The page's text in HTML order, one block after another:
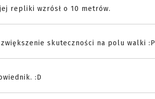
repliki wzrósł o 10 metrów.
skuteczności na polu walki :P
:D